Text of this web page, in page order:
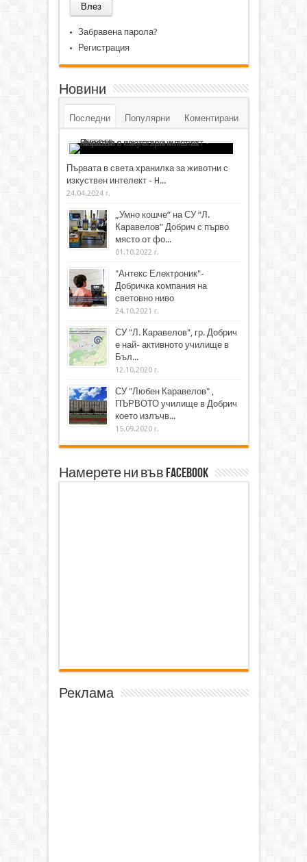
Забравена парола?
Регистрация
Новини
Последни Популярни Коментирани
Първата в света хранилка за животни с
изкуствен интелект - H...
24.04.2024 г.
„Умно кошче“ на СУ “Л.
Каравелов” Добрич с първо
място от фо...
01.10.2022 г.
"Антекс Електроник"-
Добричка компания на
световно ниво
24.10.2021 г.
СУ "Л. Каравелов", гр. Добрич
е най- активното училище в
Бъл...
12.10.2020 г.
СУ "Любен Каравелов" ,
ПЪРВОТО училище в Добрич
което излъчв...
15.09.2020 г.
Намерете ни във Facebook
Реклама